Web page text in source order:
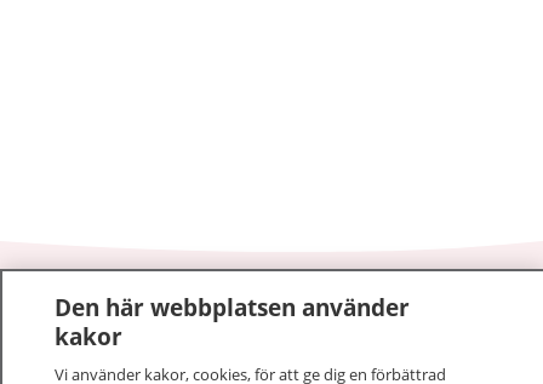
1177–tryggt om din hälsa och vård
På 1177.se får du råd om hälsa och information om
Den här webbplatsen använder
kakor
Vi använder kakor, cookies, för att ge dig en förbättrad